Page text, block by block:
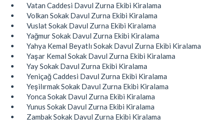
Vatan Caddesi Davul Zurna Ekibi Kiralama
Volkan Sokak Davul Zurna Ekibi Kiralama
Vuslat Sokak Davul Zurna Ekibi Kiralama
Yağmur Sokak Davul Zurna Ekibi Kiralama
Yahya Kemal Beyatlı Sokak Davul Zurna Ekibi Kiralama
Yaşar Kemal Sokak Davul Zurna Ekibi Kiralama
Yay Sokak Davul Zurna Ekibi Kiralama
Yeniçağ Caddesi Davul Zurna Ekibi Kiralama
Yeşilırmak Sokak Davul Zurna Ekibi Kiralama
Yonca Sokak Davul Zurna Ekibi Kiralama
Yunus Sokak Davul Zurna Ekibi Kiralama
Zambak Sokak Davul Zurna Ekibi Kiralama